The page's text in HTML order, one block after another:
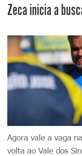
Zeca inicia a
Agora vale a vaga
volta ao Vale dos